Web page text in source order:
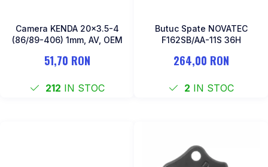
Camera KENDA 20x3.5-4
(86/89-406) 1mm, AV, OEM
51,70 RON
212 IN STOC
Butuc Spate NOVATEC
F162SB/AA-11S 36H
264,00 RON
2 IN STOC